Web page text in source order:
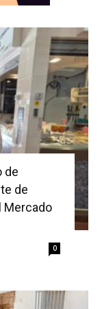
de
de
Mercado
0